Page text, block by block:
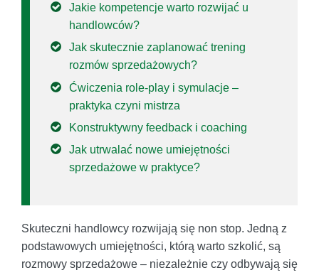
Jakie kompetencje warto rozwijać u
handlowców?
Jak skutecznie zaplanować trening
rozmów sprzedażowych?
Ćwiczenia role-play i symulacje –
praktyka czyni mistrza
Konstruktywny feedback i coaching
Jak utrwalać nowe umiejętności
sprzedażowe w praktyce?
Skuteczni handlowcy rozwijają się non stop. Jedną z
podstawowych umiejętności, którą warto szkolić, są
rozmowy sprzedażowe – niezależnie czy odbywają się